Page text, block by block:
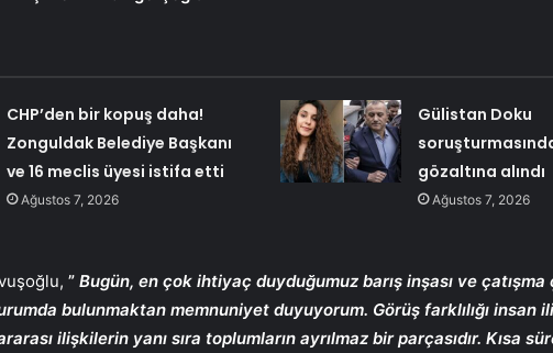
CHP’den bir kopuş daha!
Zonguldak Belediye Başkanı
ve 16 meclis üyesi istifa etti
Ağustos 7, 2026
Gülistan Doku
gözaltına alındı
Ağustos 7, 2026
” Bugün, en çok ihtiyaç duyduğumuz barış inşası ve çatışma
bulunmaktan memnuniyet duyuyorum. Görüş farklılığı insan
ilişkilerin yanı sıra toplumların ayrılmaz bir parçasıdır. Kısa